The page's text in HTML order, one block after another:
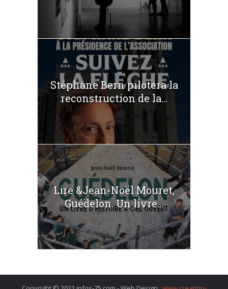
Stéphane Bern pilotera la
reconstruction de la...
Lire &Jean-Noël Mouret,
Guédelon. Un livre...